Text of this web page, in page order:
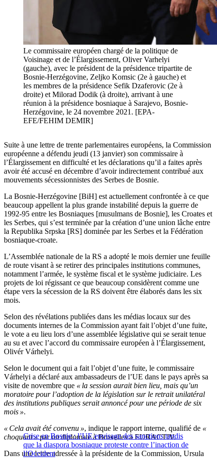
Le commissaire européen chargé de la politique de
Voisinage et de l’Élargissement, Oliver Varhelyi
(gauche), avec le président de la présidence tripartite de
Bosnie-Herzégovine, Zeljko Komsic (2e à gauche) et
les membres de la présidence Sefik Dzaferovic (2e à
droite) et Milorad Dodik (à droite), arrivant à une
réunion à la présidence bosniaque à Sarajevo, Bosnie-
Herzégovine, le 24 novembre 2021. [EPA-
EFE/FEHIM DEMIR]
Suite à une lettre de trente parlementaires européens, la Commission
européenne a défendu jeudi (13 janvier) son commissaire à
l’Élargissement en difficulté et les déclarations qu’il a faites après
avoir été accusé en décembre d’avoir indirectement contribué aux
mouvements sécessionnistes des Serbes de Bosnie.
La Bosnie-Herzégovine [BiH] est actuellement confrontée à ce que
beaucoup appellent la plus grande instabilité depuis la guerre de
1992-95 entre les Bosniaques [musulmans de Bosnie], les Croates et
les Serbes, qui s’est terminée par la création d’une union lâche entre
la Republika Srpska [RS] dominée par les Serbes et la Fédération
bosniaque-croate.
L’Assemblée nationale de la RS a adopté le mois dernier une feuille
de route visant à se retirer des principales institutions communes,
notamment l’armée, le système fiscal et le système judiciaire. Les
projets de loi régissant ce que beaucoup considèrent comme une
étape vers la sécession de la RS doivent être élaborés dans les six
mois.
Selon des révélations publiées dans les médias locaux sur des
documents internes de la Commission ayant fait l’objet d’une fuite,
le vote a eu lieu lors d’une assemblée législative qui se serait tenue
au su et avec l’accord du commissaire européen à l’Élargissement,
Olivér Várhelyi.
Selon le document qui a fait l’objet d’une fuite, le commissaire
Várhelyi a déclaré aux ambassadeurs de l’UE dans le pays après sa
visite de novembre que « la session aurait bien lieu, mais qu’un
moratoire pour l’adoption de la législation sur le retrait unilatéral
des institutions publiques serait annoncé pour une période de six
mois ».
Crise en Bosnie : l’UE envisage des sanctions tandis
que la diaspora bosniaque proteste contre l’inaction de
l’Occident
« Cela avait été convenu », indique le rapport interne, qualifié de «
choquant»par un diplomate à Bruxelles à EURACTIV.
Dans une lettre adressée à la présidente de la Commission, Ursula